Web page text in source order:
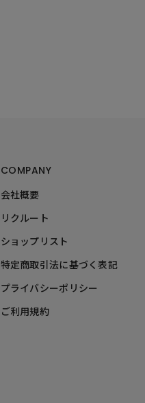
COMPANY
会社概要
リクルート
ショップリスト
特定商取引法に基づく表記
プライバシーポリシー
ご利用規約